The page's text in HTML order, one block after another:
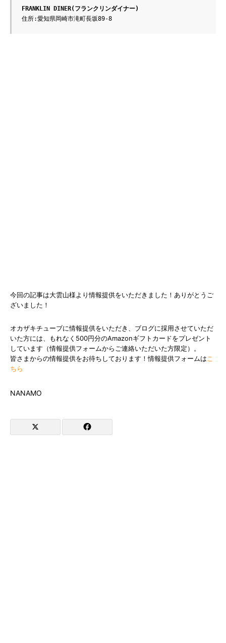
FRANKLIN DINER(フランクリンダイナー)
住所:愛知県岡崎市滝町長坂89-8
今回の記事は大雲山様より情報提供をいただきました！ありがとうご
ざいました！
オカザキチューブに情報提供をいただき、ブログに採用させていただ
いた方には、もれなく500円分のAmazonギフトカードをプレゼント
しています（情報提供フォームからご連絡いただいた方限定）。
皆さまからの情報提供をお待ちしております！情報提供フォームは こ
ちら
NANAMO